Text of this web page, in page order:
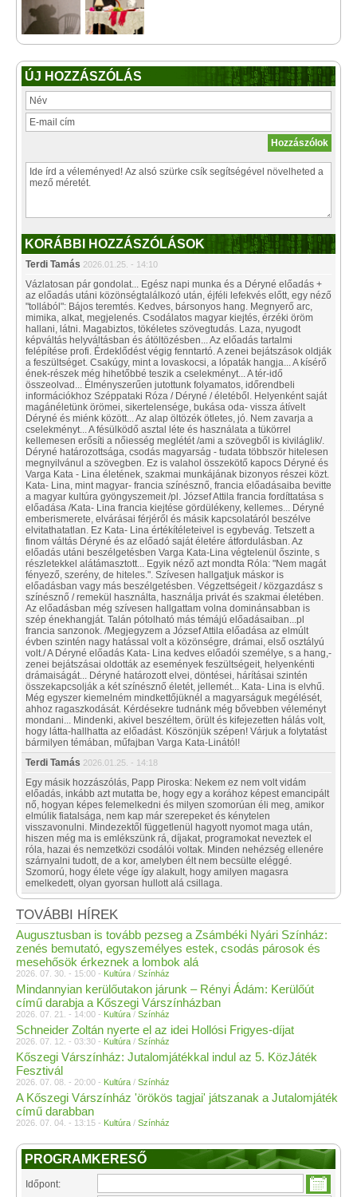
ÚJ HOZZÁSZÓLÁS
KORÁBBI HOZZÁSZÓLÁSOK
Terdi Tamás 2026.01.25. - 14:10
Vázlatosan pár gondolat... Egész napi munka és a Déryné előadás +
az előadás utáni közönségtalálkozó után, éjféli lefekvés előtt, egy néző
"tollából": Bájos teremtés. Kedves, bársonyos hang. Megnyerő arc,
mimika, alkat, megjelenés. Csodálatos magyar kiejtés, érzéki öröm
hallani, látni. Magabiztos, tökéletes szövegtudás. Laza, nyugodt
képváltás helyváltásban és átöltözésben... Az előadás tartalmi
felépítése profi. Érdeklődést végig fenntartó. A zenei bejátszások oldják
a feszültséget. Csakúgy, mint a lovaskocsi, a lópaták hangja... A kísérő
ének-részek még hihetőbbé teszik a cselekményt... A tér-idő
összeolvad... Élményszerűen jutottunk folyamatos, időrendbeli
információkhoz Széppataki Róza / Déryné / életéből. Helyenként saját
magánéletünk örömei, sikertelensége, bukása oda- vissza átívelt
Déryné és miénk között... Az alap öltözék ötletes, jó. Nem zavarja a
cselekményt... A fésülködő asztal léte és használata a tükörrel
kellemesen erősíti a nőiesség meglétét /ami a szövegből is kiviláglik/.
Déryné határozottsága, csodás magyarság - tudata többször hitelesen
megnyilvánul a szövegben. Ez is valahol összekötő kapocs Déryné és
Varga Kata - Lina életének, szakmai munkájának bizonyos részei közt.
Kata- Lina, mint magyar- francia színésznő, francia előadásaiba bevitte
a magyar kultúra gyöngyszemeit /pl. József Attila francia fordíttatása s
előadása /Kata- Lina francia kiejtése gördülékeny, kellemes... Déryné
emberismerete, elvárásai férjéről és másik kapcsolatáról beszélve
elvitathatatlan. Ez Kata- Lina értékítéleteivel is egybevág. Tetszett a
finom váltás Déryné és az előadó saját életére átfordulásban. Az
előadás utáni beszélgetésben Varga Kata-Lina végtelenül őszinte, s
részletekkel alátámasztott... Egyik néző azt mondta Róla: "Nem magát
fényező, szerény, de hiteles.". Szívesen hallgatjuk máskor is
előadásban vagy más beszélgetésben. Végzettségeit / közgazdász s
színésznő / remekül használta, használja privát és szakmai életében.
Az előadásban még szívesen hallgattam volna dominánsabban is
szép énekhangját. Talán pótolható más témájú előadásaiban...pl
francia sanzonok. /Megjegyzem a József Attila előadása az elmúlt
évben szintén nagy hatással volt a közönségre, drámai, első osztályú
volt./ A Déryné előadás Kata- Lina kedves előadói személye, s a hang,-
zenei bejátszásai oldották az események feszültségeit, helyenkénti
drámaiságát... Déryné határozott elvei, döntései, hárításai szintén
összekapcsolják a két színésznő életét, jellemét... Kata- Lina is elvhű.
Még egyszer kiemelném mindkettőjüknél a magyarságuk megélését,
ahhoz ragaszkodását. Kérdésekre tudnánk még bővebben véleményt
mondani... Mindenki, akivel beszéltem, örült és kifejezetten hálás volt,
hogy látta-hallhatta az előadást. Köszönjük szépen! Várjuk a folytatást
bármilyen témában, műfajban Varga Kata-Linától!
Terdi Tamás 2026.01.25. - 14:18
Egy másik hozzászólás, Papp Piroska: Nekem ez nem volt vidám
előadás, inkább azt mutatta be, hogy egy a korához képest emancipált
nő, hogyan képes felemelkedni és milyen szomorúan éli meg, amikor
elmúlik fiatalsága, nem kap már szerepeket és kénytelen
visszavonulni. Mindezektől függetlenül hagyott nyomot maga után,
hiszen még ma is emlékszünk rá, díjakat, programokat neveztek el
róla, hazai és nemzetközi csodálói voltak. Minden nehézség ellenére
szárnyalni tudott, de a kor, amelyben élt nem becsülte eléggé.
Szomorú, hogy élete vége így alakult, hogy amilyen magasra
emelkedett, olyan gyorsan hullott alá csillaga.
TOVÁBBI HÍREK
Augusztusban is tovább pezseg a Zsámbéki Nyári Színház:
zenés bemutató, egyszemélyes estek, csodás párosok és
mesehősök érkeznek a lombok alá
2026. 07. 30. - 15:00 - Kultúra / Színház
Mindannyian kerülőutakon járunk – Rényi Ádám: Kerülőút
című darabja a Kőszegi Várszínházban
2026. 07. 21. - 14:00 - Kultúra / Színház
Schneider Zoltán nyerte el az idei Hollósi Frigyes-díjat
2026. 07. 12. - 03:30 - Kultúra / Színház
Kőszegi Várszínház: Jutalomjátékkal indul az 5. KözJáték
Fesztivál
2026. 07. 08. - 20:00 - Kultúra / Színház
A Kőszegi Várszínház 'örökös tagjai' játszanak a Jutalomjáték
című darabban
2026. 07. 04. - 13:15 - Kultúra / Színház
PROGRAMKERESŐ
Időpont: